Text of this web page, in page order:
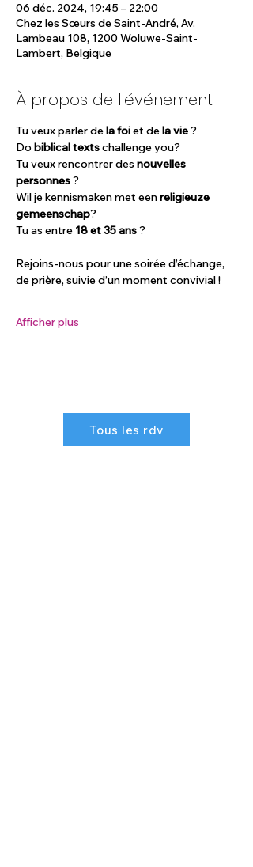
06 déc. 2024, 19:45 – 22:00
Chez les Sœurs de Saint-André, Av.
Lambeau 108, 1200 Woluwe-Saint-
Lambert, Belgique
À propos de l'événement
Tu veux parler de la foi et de la vie ?
Do biblical texts challenge you?
Tu veux rencontrer des nouvelles
personnes ?
Wil je kennismaken met een religieuze
gemeenschap?
Tu as entre 18 et 35 ans ?
Rejoins-nous pour une soirée d’échange,
de prière, suivie d’un moment convivial !
Afficher plus
Tous les rdv